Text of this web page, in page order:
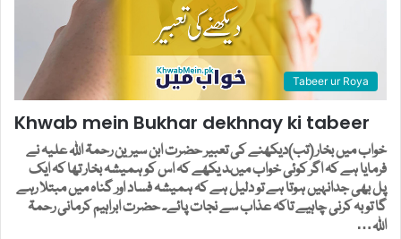
Tabeer ur Roya
Khwab mein Bukhar dekhnay ki tabeer
خواب میں بخار (تب)دیکھنے کی تعبیر حضرت ابن سیرین رحمۃ اللہ علیہ نے
فرمایا ہے کہ اگر کوئی خواب میںد یکھے کہ اس کو ہمیشہ بخار تھا کہ ایک
پل بھی جدانہیں ہوتا ہے تو دلیل ہے کہ ہمیشہ فساد اور گناہ میں مبتلا رہے
گا تو بہ کرنی چاہیے تاکہ عذاب سے نجات پائے۔ حضرت ابراہیم کرمانی رحمۃ
اللہ…